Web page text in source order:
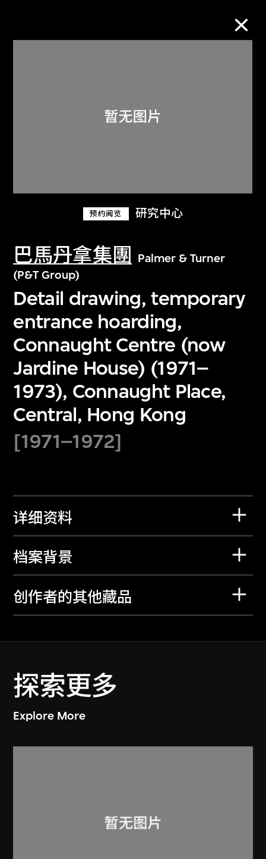
预约阅览 研究中心
巴馬丹拿集團
Palmer & Turner
(P&T Group)
Detail drawing, temporary
entrance hoarding,
Connaught Centre (now
Jardine House) (1971–
1973), Connaught Place,
Central, Hong Kong
[1971–1972]
详细资料
档案背景
创作者的其他藏品
探索更多
Explore More
关于M+藏品
探索世界顶级的二十及二十一世纪视觉
文化藏品。